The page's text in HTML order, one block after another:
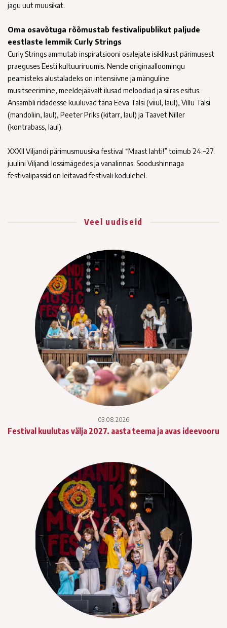
jagu uut muusikat.
Oma osavõtuga rõõmustab festivalipublikut paljude
eestlaste lemmik Curly Strings
Curly Strings ammutab inspiratsiooni osalejate isiklikust pärimusest
praeguses Eesti kultuuriruumis. Nende originaalloomingu
peamisteks alustaladeks on intensiivne ja mänguline
musitseerimine, meeldejäävalt ilusad meloodiad ja siiras esitus.
Ansambli ridadesse kuuluvad täna Eeva Talsi (viiul, laul), Villu Talsi
(mandoliin, laul), Peeter Priks (kitarr, laul) ja Taavet Niller
(kontrabass, laul).
XXXII Viljandi pärimusmuusika festival “Maast lahti!” toimub 24.–27.
juulini Viljandi lossimägedes ja vanalinnas. Soodushinnaga
festivalipassid on leitavad festivali kodulehel.
Veel uudiseid
03.08.2026
Festival kuulutas välja 2027. aasta teema ja avas ideevooru